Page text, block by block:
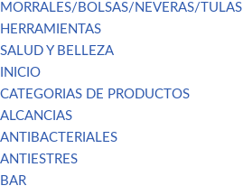
MORRALES/BOLSAS/NEVERAS/TULAS
HERRAMIENTAS
SALUD Y BELLEZA
INICIO
CATEGORIAS DE PRODUCTOS
ALCANCIAS
ANTIBACTERIALES
ANTIESTRES
BAR